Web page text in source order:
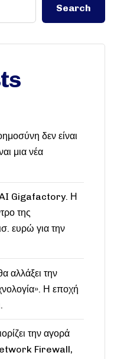
Search
δεν είναι
μια νέα
AI Gigafactory. Η
της
ευρώ για την
αλλάξει την
Η εποχή
την αγορά
Firewall,